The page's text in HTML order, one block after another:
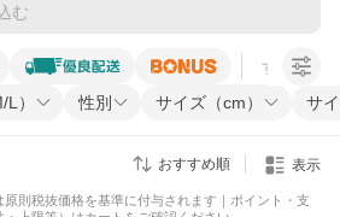
すべての条
） 性別 サイズ（cm） サ
おすすめ順 表示
原則税抜価格を基準に付与されます｜ポイント・支